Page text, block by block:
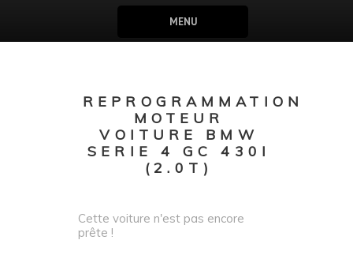
MENU
REPROGRAMMATION
MOTEUR
VOITURE BMW
SERIE 4 GC 430I
(2.0T)
Cette voiture n'est pas encore
prête !